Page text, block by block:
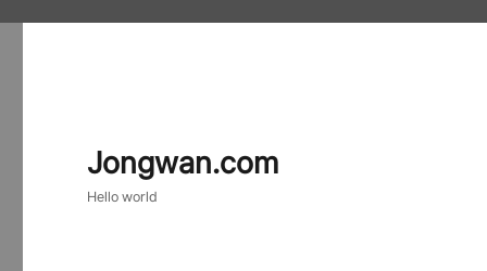
Jongwan.com
Hello world